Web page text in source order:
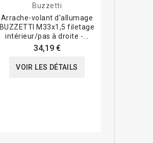
Buzzetti
Arrache-volant d'allumage
BUZZETTI M33x1,5 filetage
intérieur/pas à droite -...
34,19 €
VOIR LES DÉTAILS